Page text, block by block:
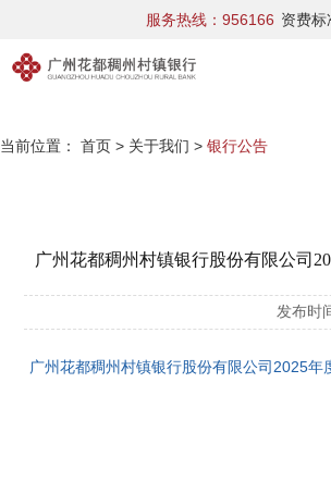
服务热线：956166 资费标
当前位置： 首页 > 关于我们 > 银行公告
广州花都稠州村镇银行股份有限公司
发布时
广州花都稠州村镇银行股份有限公司2025年